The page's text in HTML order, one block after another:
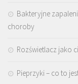
Bakteryjne
choroby
Rozświetlacz jako
Pieprzyki – co to